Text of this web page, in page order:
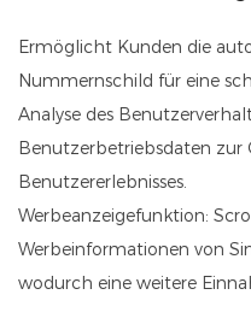
Ermöglicht Kunden die
Nummernschild für eine
Analyse des
Benutzerbetriebsdaten zur
Benutzererlebnisses.
Werbeanzeigefunktion:
Werbeinformationen von
wodurch eine weitere